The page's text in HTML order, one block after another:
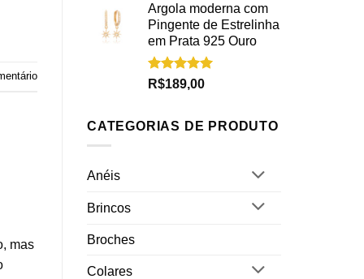
mas
Argola moderna com
Pingente de Estrelinha
em Prata 925 Ouro
Avaliação
R$189,00
CATEGORIAS DE PRODUTO
Anéis
Brincos
Broches
Colares